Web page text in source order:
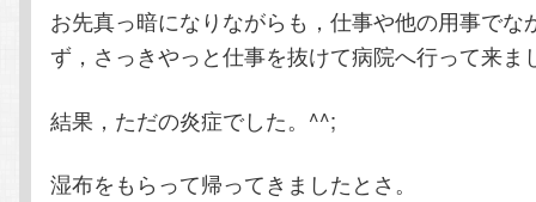
お先真っ暗になりながらも，仕事や他の用事でな
ず，さっきやっと仕事を抜けて病院へ行って来ま
結果，ただの炎症でした。^^;
湿布をもらって帰ってきましたとさ。